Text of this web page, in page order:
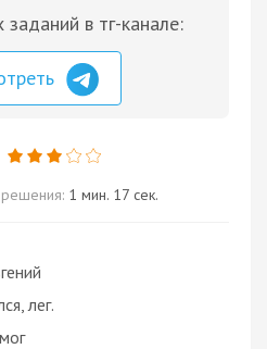
в тг-канале:
1 мин. 17 сек.
лег.